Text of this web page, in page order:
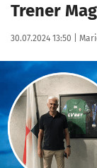
Trener
Data publikacji:
30.07.2024 13:50 |
Kliknij, aby